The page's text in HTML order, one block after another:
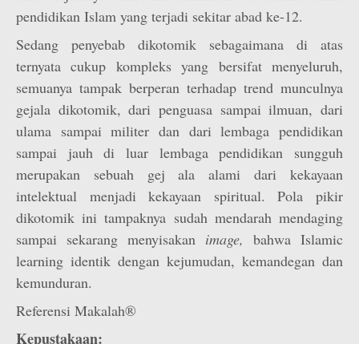
pendidikan Islam yang terjadi sekitar abad ke-12.
Sedang penyebab dikotomik sebagaimana di atas
ternyata cukup kompleks yang bersifat menyeluruh,
semuanya tampak berperan terhadap trend munculnya
gejala dikotomik, dari penguasa sampai ilmuan, dari
ulama sampai militer dan dari lembaga pendidikan
sampai jauh di luar lembaga pendidikan sungguh
merupakan sebuah gej ala alami dari kekayaan
intelektual menjadi kekayaan spiritual. Pola pikir
dikotomik ini tampaknya sudah mendarah mendaging
sampai sekarang menyisakan image, bahwa Islamic
learning identik dengan kejumudan, kemandegan dan
kemunduran.
Referensi Makalah®
Kepustakaan: